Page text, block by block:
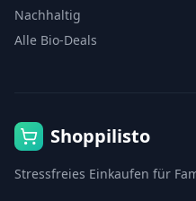
Nachhaltig
Alle Bio-Deals
Shoppilisto
Stressfreies Einkaufen für